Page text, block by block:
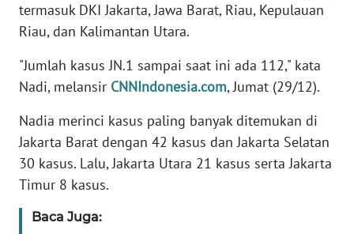
termasuk DKI Jakarta, Jawa Barat, Riau, Kepulauan
Riau, dan Kalimantan Utara.
"Jumlah kasus JN.1 sampai saat ini ada 112," kata
Nadi, melansir CNNIndonesia.com, Jumat (29/12).
Nadia merinci kasus paling banyak ditemukan di
Jakarta Barat dengan 42 kasus dan Jakarta Selatan
30 kasus. Lalu, Jakarta Utara 21 kasus serta Jakarta
Timur 8 kasus.
Baca Juga:
KARIR
DISCLAIMER
Wahana
News
Regional
WN